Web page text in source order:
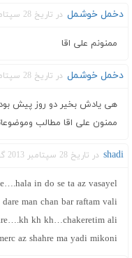
دخمل خوشمل در تاریخ 28 سپتامبر 2013 گفته :
ممنونم علی اقا
دخمل خوشمل در تاریخ 28 سپتامبر 2013 گفته :
هی یادش بخیر دو روز پیش
ممنون علی اقا مطالب
shadi در تاریخ 28 سپتامبر 2013 گفته :
in do se ta az vasayel
man chan bar raftam vali
kh kh…chakeretim ali
az shahre ma yadi mikoni